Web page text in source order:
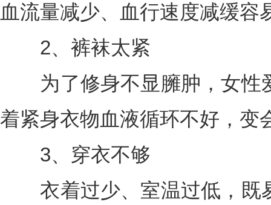
血流量减少、血行速度减缓容
2、裤袜太紧
为了修身不显臃肿，女性
着紧身衣物血液循环不好，变
3、穿衣不够
衣着过少、室温过低，既